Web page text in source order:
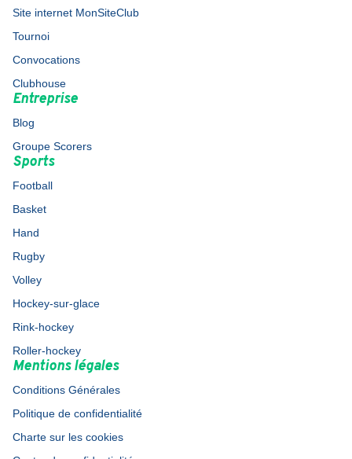
Site internet MonSiteClub
Tournoi
Convocations
Clubhouse
Entreprise
Blog
Groupe Scorers
Sports
Football
Basket
Hand
Rugby
Volley
Hockey-sur-glace
Rink-hockey
Roller-hockey
Mentions légales
Conditions Générales
Politique de confidentialité
Charte sur les cookies